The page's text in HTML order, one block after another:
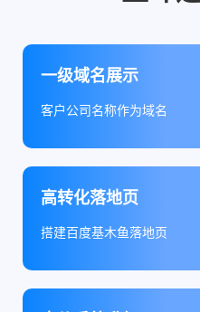
一级域名展示
客户公司名称作为域名
高转化落地页
搭建百度基木鱼落地页